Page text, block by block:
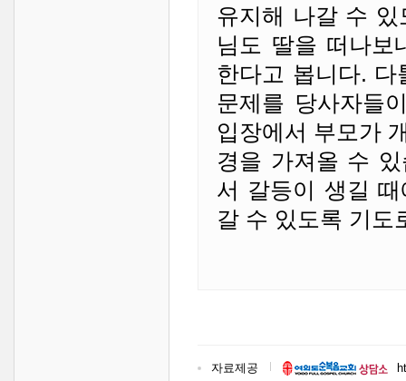
유지해 나갈 수
님도 딸을 떠나보
한다고 봅니다.
문제를 당사자들
입장에서 부모가
경을 가져올 수
서 갈등이 생길
갈 수 있도록 기도
자료제공